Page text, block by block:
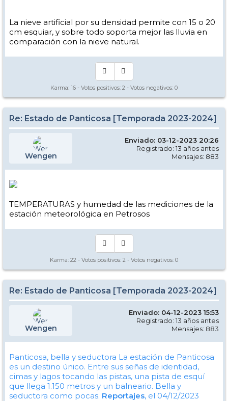
La nieve artificial por su densidad permite con 15 o 20
cm esquiar, y sobre todo soporta mejor las lluvia en
comparación con la nieve natural.
Karma: 16 - Votos positivos: 2 - Votos negativos: 0
Re: Estado de Panticosa [Temporada 2023-2024]
Wengen
Enviado: 03-12-2023 20:26
Registrado: 13 años antes
Mensajes: 883
TEMPERATURAS y humedad de las mediciones de la
estación meteorológica en Petrosos
Karma: 22 - Votos positivos: 2 - Votos negativos: 0
Re: Estado de Panticosa [Temporada 2023-2024]
Wengen
Enviado: 04-12-2023 15:53
Registrado: 13 años antes
Mensajes: 883
Panticosa, bella y seductora La estación de Panticosa
es un destino único. Entre sus señas de identidad,
cimas y lagos tocando las pistas, una pista de esquí
que llega 1.150 metros y un balneario. Bella y
seductora como pocas. Reportajes, el 04/12/2023